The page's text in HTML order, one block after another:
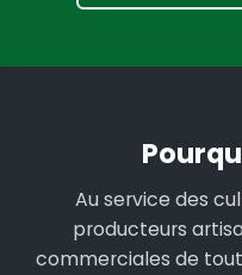
Au service des
producteurs
commerciales de